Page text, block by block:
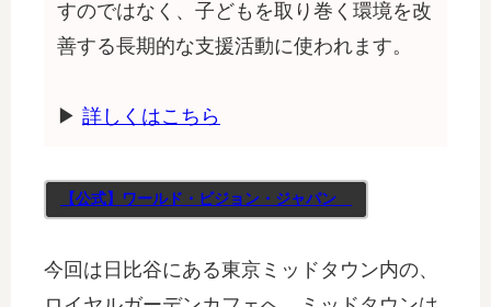
すのではなく、子どもを取り巻く環境を改
善する長期的な支援活動に使われます。
▶ 詳しくはこちら
【公式】ワールド・ビジョン・ジャパン
今回は日比谷にある東京ミッドタウン内の、